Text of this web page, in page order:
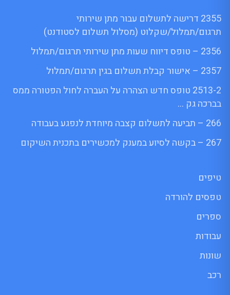
2355 דרישה לתשלום עבור מתן שירותי
תרגום/תמלול/שקלוט (מסלול תשלום לסטודנט)
2356 – טופס דיווח שעות מתן שירותי תרגום/תמלול
2357 – אישור קבלת תשלום בגין תרגום/תמלול
2513-2 טופס חדש הצהרה על העברה לחול הפטורה ממס
בברכה גק …
266 – תביעה לתשלום קצבה מיוחדת לנפגע בעבודה
267 – בקשה לסיוע במענק למכשירים בתכנית השיקום
טיפים
טפסים להורדה
ספרים
עבודות
שונות
רכב